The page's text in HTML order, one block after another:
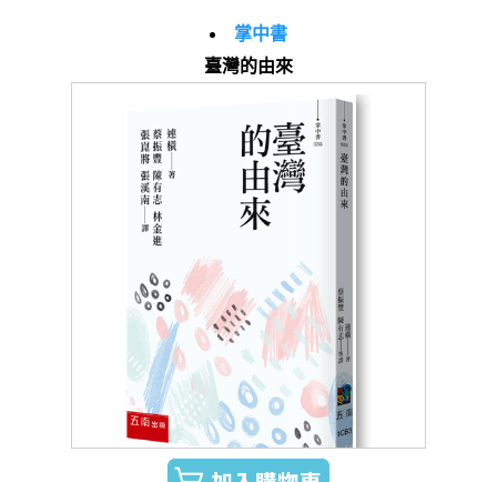
掌中書
臺灣的由來